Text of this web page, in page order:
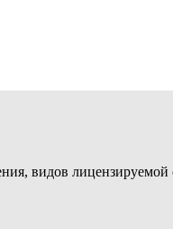
видов лицензируемой